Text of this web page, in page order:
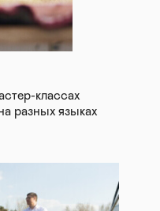
классах
разных языках